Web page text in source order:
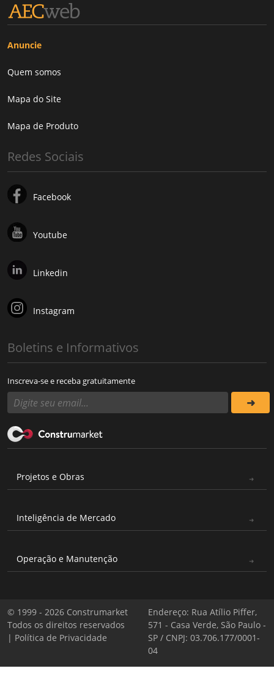
Anuncie
Quem somos
Mapa do Site
Mapa de Produto
Redes Sociais
Facebook
Youtube
Linkedin
Instagram
Boletins e Informativos
Inscreva-se e receba gratuitamente
Projetos e Obras
Inteligência de Mercado
Operação e Manutenção
© 1999 - 2026 Construmarket
Todos os direitos reservados
| Política de Privacidade
Endereço: Rua Atílio Piffer,
571 - Casa Verde, São Paulo -
SP / CNPJ: 03.706.177/0001-
04